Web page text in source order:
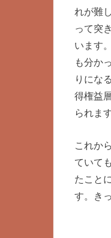
れが難
って突
います
も分か
りにな
得権益
られま
これか
ていて
たこと
す。き